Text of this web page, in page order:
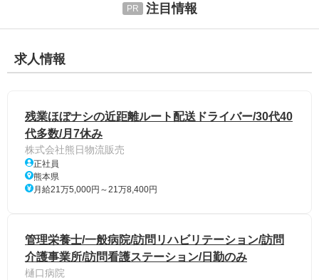
注目情報
求人情報
残業ほぼナシの近距離ルート配送ドライバー/30代40
代多数/月7休み
株式会社熊日物流販売
正社員
熊本県
月給21万5,000円～21万8,400円
管理栄養士/一般病院/訪問リハビリテーション/訪問
介護事業所/訪問看護ステーション/日勤のみ
樋口病院